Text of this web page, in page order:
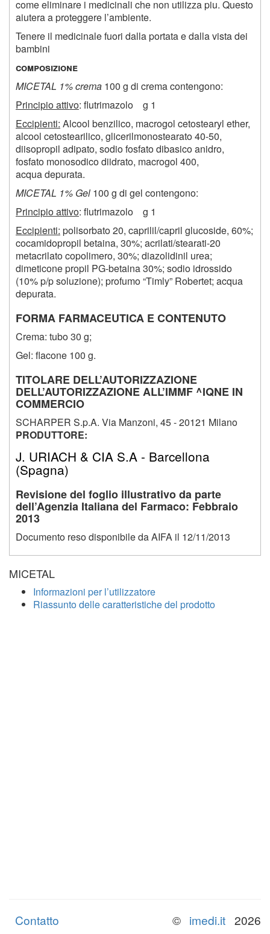
come eliminare i medicinali che non utilizza piu. Questo
aiutera a proteggere l’ambiente.
Tenere il medicinale fuori dalla portata e dalla vista dei
bambini
composizione
MICETAL 1% crema 100 g di crema contengono:
Principio attivo: flutrimazolo g 1
Eccipienti: Alcool benzilico, macrogol cetostearyl ether,
alcool cetostearilico, glicerilmonostearato 40-50,
diisopropil adipato, sodio fosfato dibasico anidro,
fosfato monosodico diidrato, macrogol 400,
acqua depurata.
MICETAL 1% Gel 100 g di gel contengono:
Principio attivo: flutrimazolo g 1
Eccipienti: polisorbato 20, caprilil/capril glucoside, 60%;
cocamidopropil betaina, 30%; acrilati/stearati-20
metacrilato copolimero, 30%; diazolidinil urea;
dimeticone propil PG-betaina 30%; sodio idrossido
(10% p/p soluzione); profumo “Timly” Robertet; acqua
depurata.
FORMA FARMACEUTICA E CONTENUTO
Crema: tubo 30 g;
Gel: flacone 100 g.
TITOLARE DELL’AUTORIZZAZIONE
DELL’AUTORIZZAZIONE ALL’IMMF ^IQNE IN
COMMERCIO
SCHARPER S.p.A. Via Manzoni, 45 - 20121 Milano
PRODUTTORE:
J. URIACH & CIA S.A - Barcellona
(Spagna)
Revisione del foglio illustrativo da parte
dell’Agenzia Italiana del Farmaco: Febbraio
2013
Documento reso disponibile da AIFA il 12/11/2013
MICETAL
Informazioni per l’utilizzatore
Riassunto delle caratteristiche del prodotto
© imedi.it 2026
Contatto